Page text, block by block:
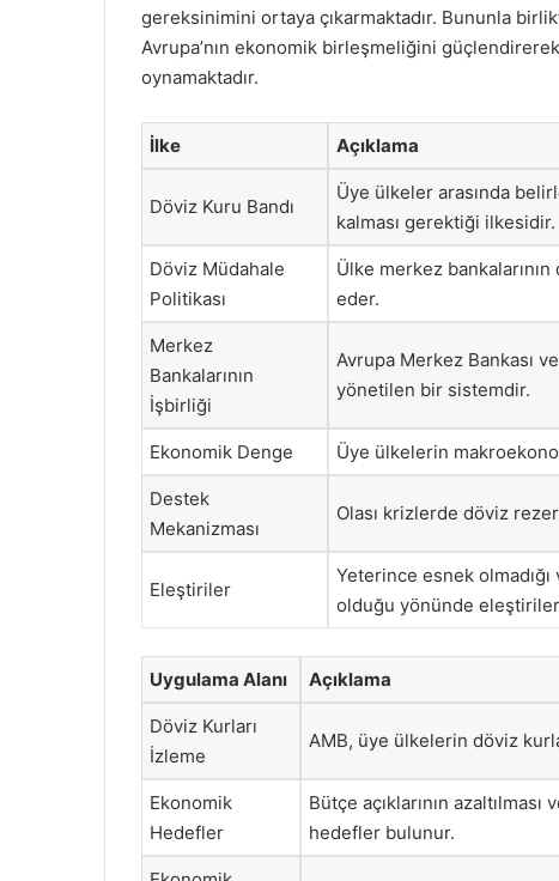
gereksinimini ortaya çıkarmaktadır. Bununla
Avrupa’nın ekonomik birleşmeliğini
oynamaktadır.
İlke Açıklama
Döviz Kuru Bandı
Üye ülkeler arasında
kalması gerektiği ilkesidir.
Döviz Müdahale
Politikası
Ülke merkez
eder.
Merkez
Bankalarının
İşbirliği
Avrupa Merkez Bankası
yönetilen bir sistemdir.
Ekonomik Denge Üye ülkelerin
Destek
Mekanizması
Olası krizlerde döviz
Eleştiriler
Yeterince esnek olmadığı
olduğu yönünde eleştiriler
Uygulama Alanı Açıklama
Döviz Kurları
İzleme
AMB, üye ülkelerin döviz
Ekonomik
Hedefler
Bütçe açıklarının
hedefler bulunur.